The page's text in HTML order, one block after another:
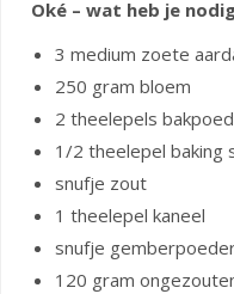
Oké – wat heb je
3 medium zoete
250 gram bloem
2 theelepels
1/2 theelepel baking
snufje zout
1 theelepel kaneel
snufje
120 gram